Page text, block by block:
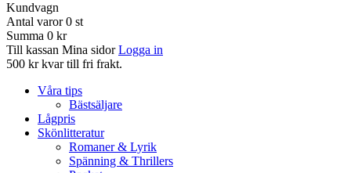
Kundvagn
Antal varor 0 st
Summa 0 kr
Till kassan Mina sidor Logga in
500 kr kvar till fri frakt.
Våra tips
Bästsäljare
Lågpris
Skönlitteratur
Romaner & Lyrik
Spänning & Thrillers